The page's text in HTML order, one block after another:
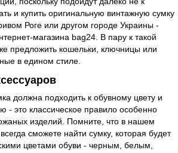
и купить оригинальную винтажную сумку
Роге или другом городе Украины -
магазина bag24. В пару к такой
предложить кошельки, ключницы или
в едином стиле.
должна подходить к обувному цвету и
- это классическое правило особенно
изделий. Помните, что в нашем
сможете найти сумку, которая будет
цветами обуви - черным, белым,